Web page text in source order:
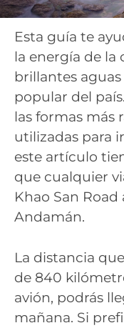
Esta guía te
la energía de la
brillantes
popular del
las formas más
utilizadas para
este artículo
que cualquier
Khao San Road
Andamán.
La distancia
de 840
avión, podrás
mañana. Si